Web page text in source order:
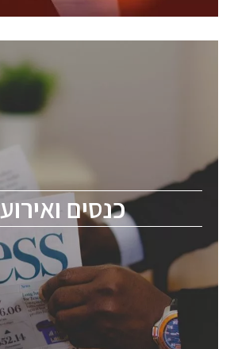
כנסים
כנסים
לכל העוסקים בתעשיית
be held on May 12-13, 2026. The
for everyone involved in the
industry, including engineers,
and senior executives.
לחץ לפרטים